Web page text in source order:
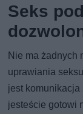
Seks
Nie ma żadnych
uprawiania
jest komunikacja
jesteście gotowi